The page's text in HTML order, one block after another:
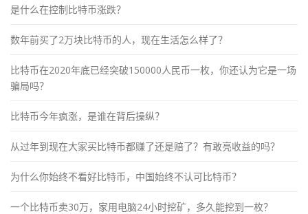
是什么在控制比特币涨跌？
数年前买了2万块比特币的人，现在生活怎么样了？
比特币在2020年底已经突破150000人民币一枚，你还认为它是一场
骗局吗？
比特币今年疯涨，是谁在背后操纵？
从过年到现在大家买比特币都赚了还是赔了？有敢亮收益的吗？
为什么你始终不看好比特币，中国始终不认可比特币？
一个比特币卖30万，家用电脑24小时挖矿，多久能挖到一枚？